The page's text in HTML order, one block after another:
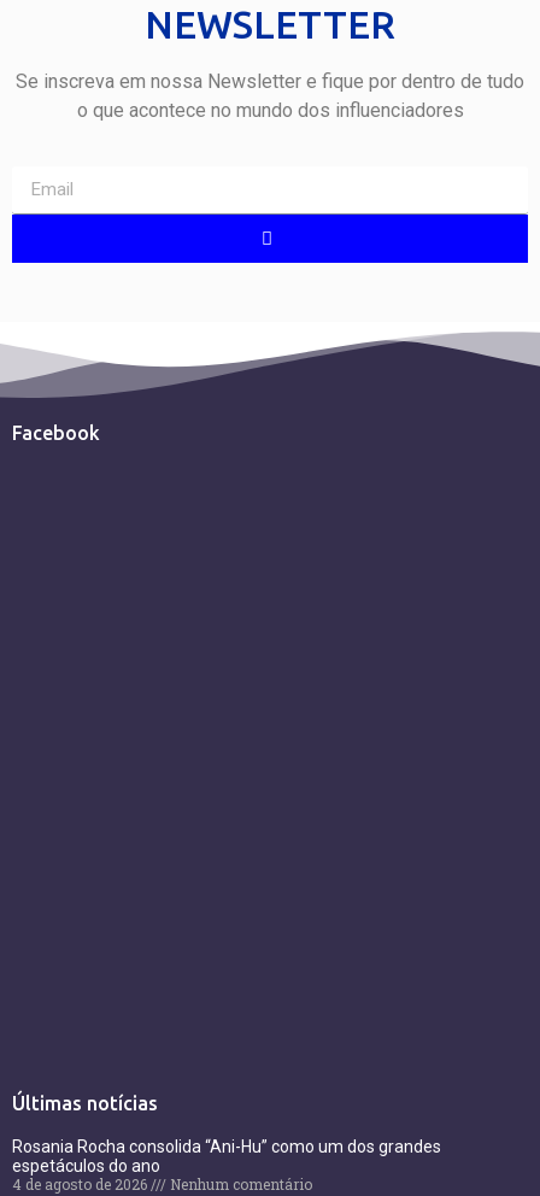
NEWSLETTER
Se inscreva em nossa Newsletter e fique por dentro de tudo
o que acontece no mundo dos influenciadores
Facebook
Últimas notícias
Rosania Rocha consolida “Ani-Hu” como um dos grandes
espetáculos do ano
4 de agosto de 2026
Nenhum comentário